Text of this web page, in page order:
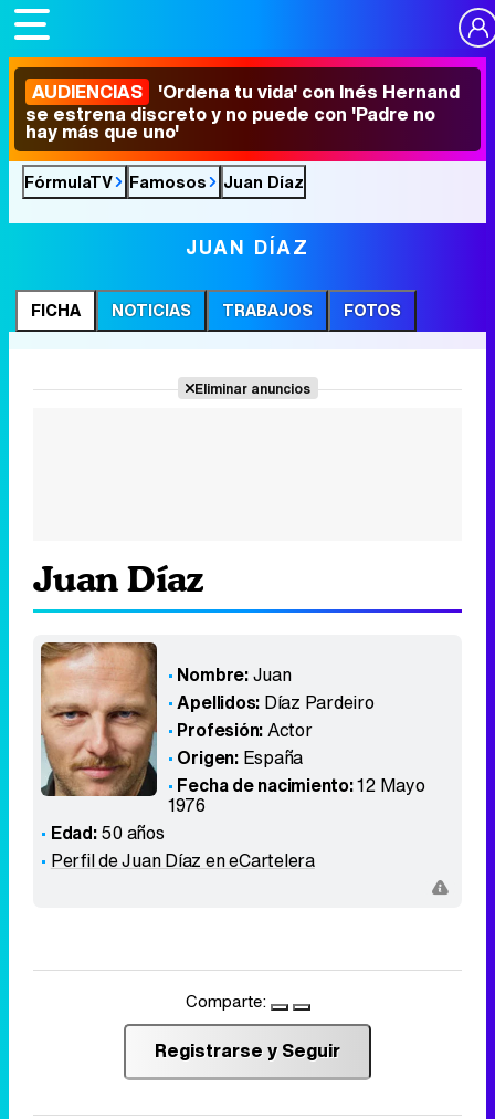
AUDIENCIAS 'Ordena tu vida' con Inés Hernand
se estrena discreto y no puede con 'Padre no
hay más que uno'
FórmulaTV Famosos Juan Díaz
JUAN DÍAZ
FICHA NOTICIAS TRABAJOS FOTOS
Eliminar anuncios
Juan Díaz
Nombre:Juan
Apellidos: Díaz Pardeiro
Profesión:Actor
Origen: España
Fecha de nacimiento:12 Mayo
1976
Edad:50 años
Perfil de Juan Díaz en eCartelera
Comparte:
Registrarse y Seguir